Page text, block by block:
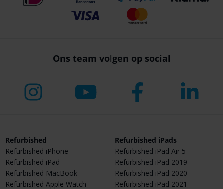
Ons team volgen op social
Refurbished
Refurbished iPhone
Refurbished iPad
Refurbished MacBook
Refurbished Apple Watch
Refurbished iPads
Refurbished iPad Air 5
Refurbished iPad 2019
Refurbished iPad 2020
Refurbished iPad 2021